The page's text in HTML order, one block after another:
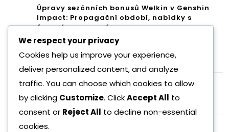
Úpravy sezónních bonusů Welkin v Genshin
Impact: Propagační období, nabídky s
časovým omezením
Odměny za akce Genshin Impact: Udržení
hráčů a spokojenost s odměnami
Kódy Primogem pro Genshin Impact:
Exkluzivní vydání postav, Propagační akce,
Zapojení fanoušků
We respect your privacy
Cookies help us improve your experience,
deliver personalized content, and analyze
traffic. You can choose which cookies to allow
by clicking Customize. ClickAccept All to
consent or Reject All to decline non-essential
cookies.